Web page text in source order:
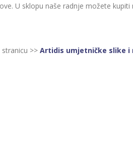
U sklopu naše radnje možete
>> Artidis umjetničke slike i